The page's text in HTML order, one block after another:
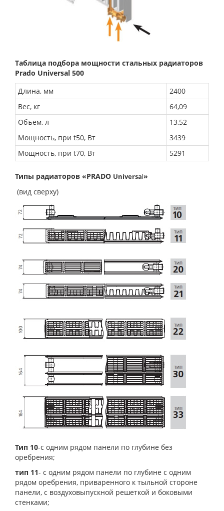
Таблица подбора мощности стальных радиаторов
Prado Universal 500
Длина, мм
2400
Вес, кг
64,09
Объем, л
13,52
Мощность, при t50, Вт
3439
Мощность, при t70, Вт
5291
Типы радиаторов «PRADO Universal»
(вид сверху)
Тип 10-с одним рядом панели по глубине без
оребрения;
тип 11- с одним рядом панели по глубине с одним
рядом оребрения, приваренного к тыльной стороне
панели, с воздуховыпускной решеткой и боковыми
стенками;